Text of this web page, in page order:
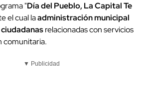
"Día del Pueblo, La Capital Te
el cual laadministración municipal
relacionadas con servicios
comunitaria.
▼ Publicidad